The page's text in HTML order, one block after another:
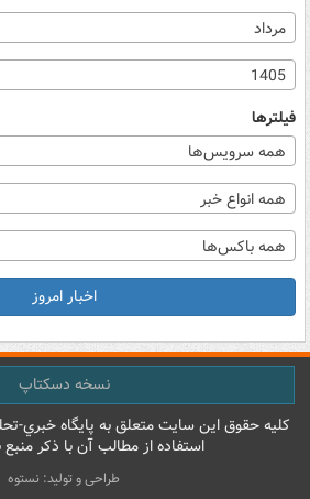
مرداد
1405
فیلترها
همه سرویس‌ها
همه انواع خبر
همه باکس‌ها
اخبار امروز
نسخه دسکتاپ
کليه حقوق اين سايت متعلق به پایگاه خبري-
استفاده از مطالب آن با ذکر
طراحی و تولید: نستوه